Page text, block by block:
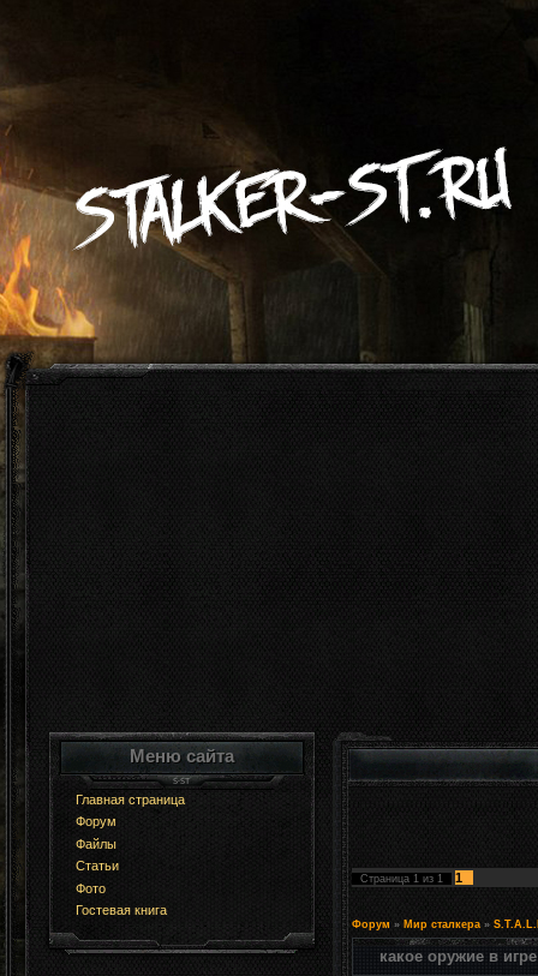
Меню сайта
Главная страница
Форум
Файлы
Статьи
Фото
Гостевая книга
Страница 1 из 1 1
Форум » Мир сталкера »
какое оружие в